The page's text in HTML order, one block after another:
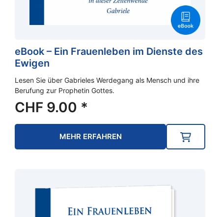
eBook – Ein Frauenleben im Dienste des
Ewigen
Lesen Sie über Gabrieles Werdegang als Mensch und ihre
Berufung zur Prophetin Gottes.
CHF 9.00 *
MEHR ERFAHREN